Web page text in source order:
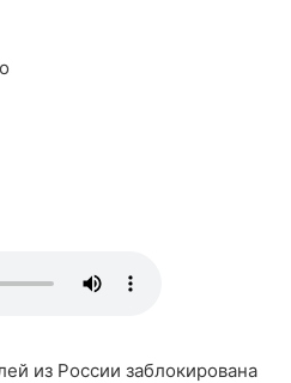
из России заблокирована